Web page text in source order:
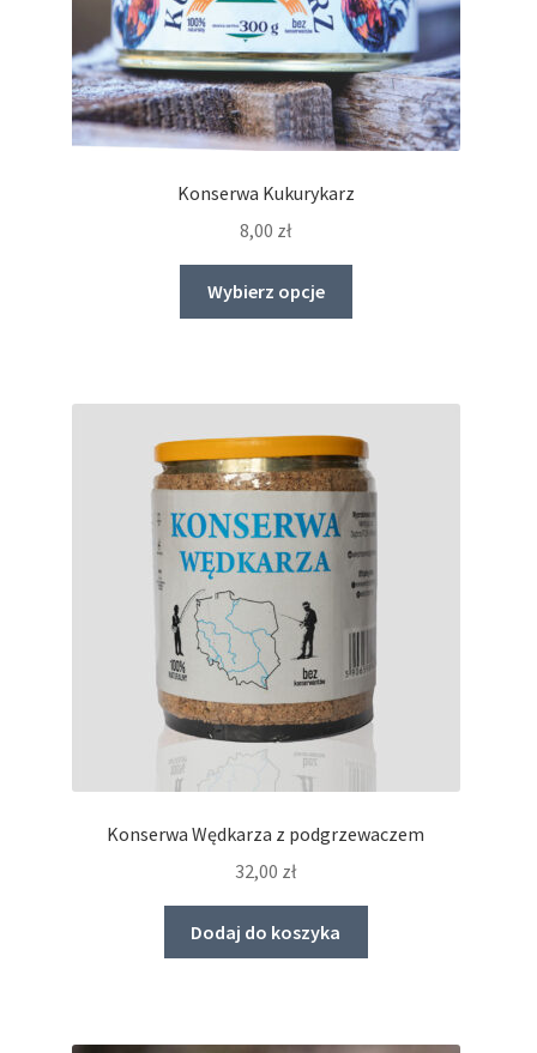
Konserwa Kukurykarz
8,00 zł
Wybierz opcje
można
wybrać
na
stronie
produktu
Konserwa Wędkarza z podgrzewaczem
32,00 zł
Dodaj do koszyka